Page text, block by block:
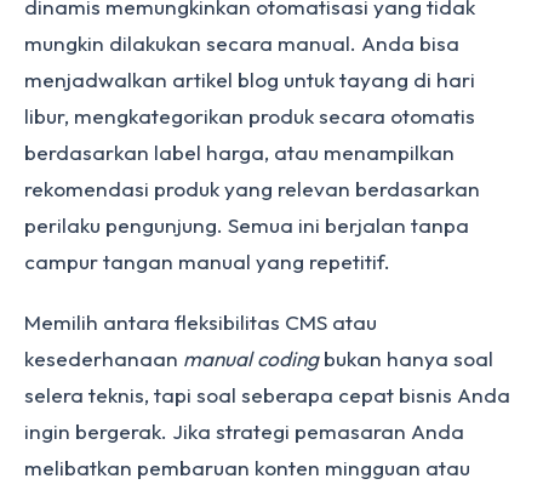
dinamis memungkinkan otomatisasi yang tidak
mungkin dilakukan secara manual. Anda bisa
menjadwalkan artikel blog untuk tayang di hari
libur, mengkategorikan produk secara otomatis
berdasarkan label harga, atau menampilkan
rekomendasi produk yang relevan berdasarkan
perilaku pengunjung. Semua ini berjalan tanpa
campur tangan manual yang repetitif.
Memilih antara fleksibilitas CMS atau
kesederhanaan manual codingbukan hanya soal
selera teknis, tapi soal seberapa cepat bisnis Anda
ingin bergerak. Jika strategi pemasaran Anda
melibatkan pembaruan konten mingguan atau